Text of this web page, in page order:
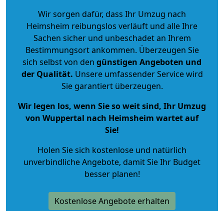
Wir sorgen dafür, dass Ihr Umzug nach
Heimsheim reibungslos verläuft und alle Ihre
Sachen sicher und unbeschadet an Ihrem
Bestimmungsort ankommen. Überzeugen Sie
sich selbst von den günstigen Angeboten und
der Qualität. Unsere umfassender Service wird
Sie garantiert überzeugen.
Wir legen los, wenn Sie so weit sind, Ihr Umzug
von Wuppertal nach Heimsheim wartet auf
Sie!
Holen Sie sich kostenlose und natürlich
unverbindliche Angebote, damit Sie Ihr Budget
besser planen!
Kostenlose Angebote erhalten